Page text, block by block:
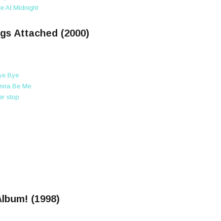
At Midnight
Attached (2000)
Bye
Be Me
stop
(1998)